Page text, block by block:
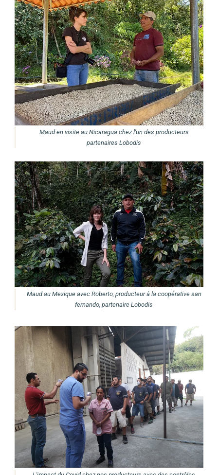
Maud en visite au Nicaragua chez l'un des producteurs
partenaires Lobodis
Maud au Mexique avec Roberto, producteur à la coopérative san
fernando, partenaire Lobodis